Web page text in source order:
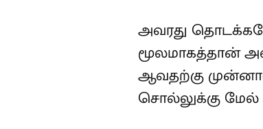
அவரது
மூலமாகத்தான்
ஆவதற்கு
சொல்லுக்கு